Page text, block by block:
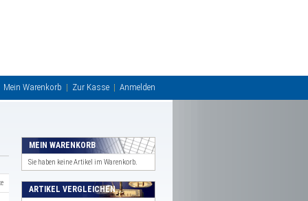
Mein Warenkorb Zur Kasse Anmelden
MEIN WARENKORB
Sie haben keine Artikel im Warenkorb.
ARTIKEL VERGLEICHEN